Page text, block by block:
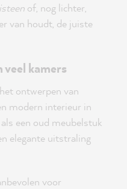
of, nog lichter,
van houdt, de juiste
kamers
ontwerpen van
modern interieur in
een oud meubelstuk
elegante uitstraling
voor